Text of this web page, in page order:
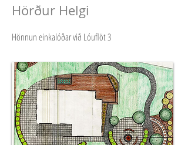
Hörður Helgi
Hönnun einkalóðar við Lóuflöt 3